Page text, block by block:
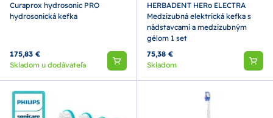
Curaprox hydrosonic PRO
hydrosonická kefka
175,83 €
Skladom u dodávateľa
HERBADENT HERo ELECTRA
Medzizubná elektrická kefka s
nádstavcami a medzizubným
gélom 1 set
75,38 €
Skladom